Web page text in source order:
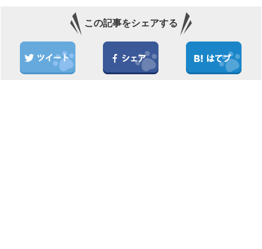
この記事をシェアする